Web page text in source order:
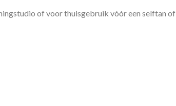
of voor thuisgebruik vóór een selftan of